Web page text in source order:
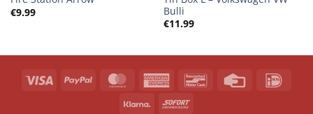
€9.99
Bulli
€11.99